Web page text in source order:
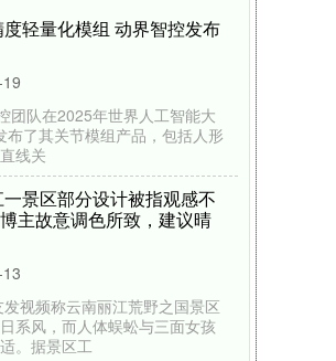
轻量化模组 动界智控发布
队在2025年世界人工智能大
了其关节模组产品，包括人形
线关
景区部分设计被指观感不
主故意调色所致，建议晴
视频称云南丽江荒野之国景区
系风，而人体蜈蚣与三面女孩
。据景区工